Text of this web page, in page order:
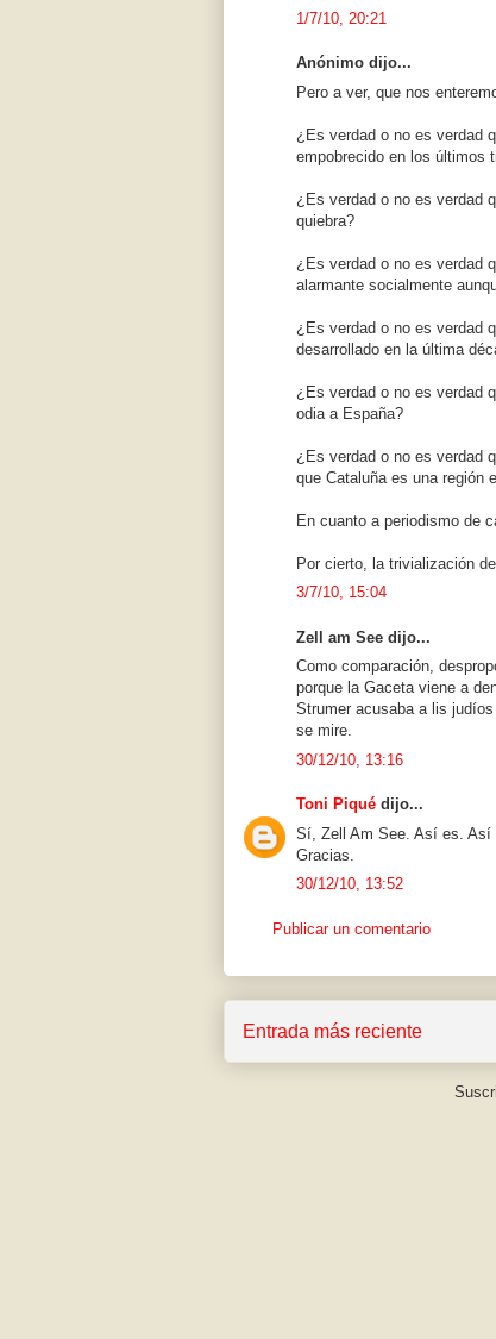
1/7/10, 20:21
Anónimo dijo...
Pero a ver, que nos
¿Es verdad o no es verdad
empobrecido en los últimos
¿Es verdad o no es verdad
quiebra?
¿Es verdad o no es verdad
alarmante socialmente
¿Es verdad o no es verdad
desarrollado en la última
¿Es verdad o no es verdad
odia a España?
¿Es verdad o no es verdad
que Cataluña es una región
En cuanto a periodismo de
Por cierto, la trivialización
3/7/10, 15:04
Zell am See dijo...
Como comparación,
porque la Gaceta viene a
Strumer acusaba a lis
se mire.
30/12/10, 13:16
Toni Piqué dijo...
Sí, Zell Am See. Así es. Así
Gracias.
30/12/10, 13:52
Publicar un comentario
Entrada más reciente